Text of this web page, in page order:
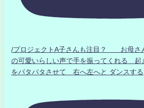
/プロジェクトA子さんも注目？ お母さ
の可愛いらしい声で手を振ってくれる 起
をパタパタさせて 右へ左へと ダンスする